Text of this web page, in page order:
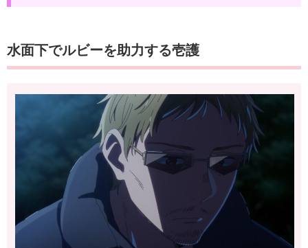
水面下でルビーを助力する壱護